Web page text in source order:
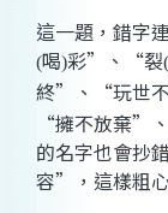
這一題，錯字
(喝)彩”、“裂(
終”、“玩世
“擁不放棄”
的名字也會抄
容”， 這樣粗